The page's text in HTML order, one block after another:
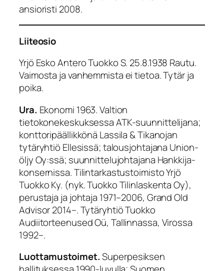
ansioristi 2008.
Liiteosio
Yrjö Esko Antero Tuokko S. 25.8.1938 Rautu.
Vaimosta ja vanhemmista ei tietoa. Tytär ja
poika.
Ura. Ekonomi 1963. Valtion
tietokonekeskuksessa ATK-suunnittelijana;
konttoripäällikkönä Lassila & Tikanojan
tytäryhtiö Ellesissä; talousjohtajana Union-
öljy Oy:ssä; suunnittelujohtajana Hankkija-
konsernissa. Tilintarkastustoimisto Yrjö
Tuokko Ky. (nyk. Tuokko Tilinlaskenta Oy),
perustaja ja johtaja 1971–2006, Grand Old
Advisor 2014–. Tytäryhtiö Tuokko
Audiitorteenused Oü, Tallinnassa, Virossa
1992–.
Luottamustoimet.Superpesiksen